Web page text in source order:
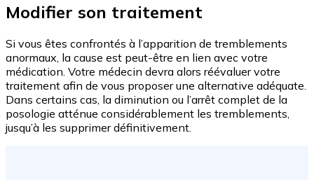
Modifier son traitement
Si vous êtes confrontés à l’apparition de tremblements
anormaux, la cause est peut-être en lien avec votre
médication. Votre médecin devra alors réévaluer votre
traitement afin de vous proposer une alternative adéquate.
Dans certains cas, la diminution ou l’arrêt complet de la
posologie atténue considérablement les tremblements,
jusqu’à les supprimer définitivement.